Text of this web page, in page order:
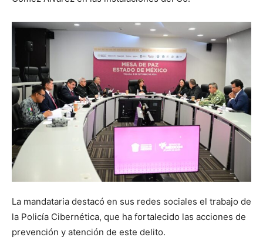
La mandataria destacó en sus redes sociales el trabajo de
la Policía Cibernética, que ha fortalecido las acciones de
prevención y atención de este delito.